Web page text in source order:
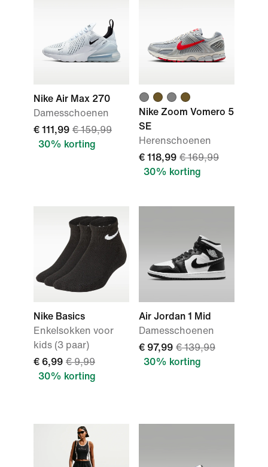
Nike Air Max 270
Damesschoenen
€ 111,99 € 159,99
30% korting
Nike Zoom Vomero 5
SE
Herenschoenen
€ 118,99 € 169,99
30% korting
Nike Basics
Enkelsokken voor
kids (3 paar)
€ 6,99 € 9,99
30% korting
Air Jordan 1 Mid
Damesschoenen
€ 97,99 € 139,99
30% korting